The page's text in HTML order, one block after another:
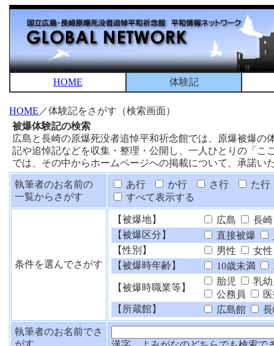
HOME 体験記
HOME ／体験記をさがす（検索画面）
被爆体験記の検索
広島と長崎の原爆死没者追悼平和祈念館では、原爆被爆
記や追悼記などを収集・整理・公開し、一人ひとりの「
では、その中からホームページへの掲載について、承諾い
執筆者のお名前の
一覧からさがす
あ行 か行 さ行
た行
すべて表示する
条件を選んでさがす
【被爆地】 広島
長崎
【被爆区分】
直接被爆
【性別】
男性
女性
【被爆時年齢】
10歳未満
【被爆時職業等】
胎児
乳
公務員
【所蔵館】
広島館
執筆者のお名前でさ
がす